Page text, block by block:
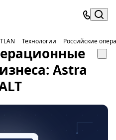
Технологии Российские
Astra